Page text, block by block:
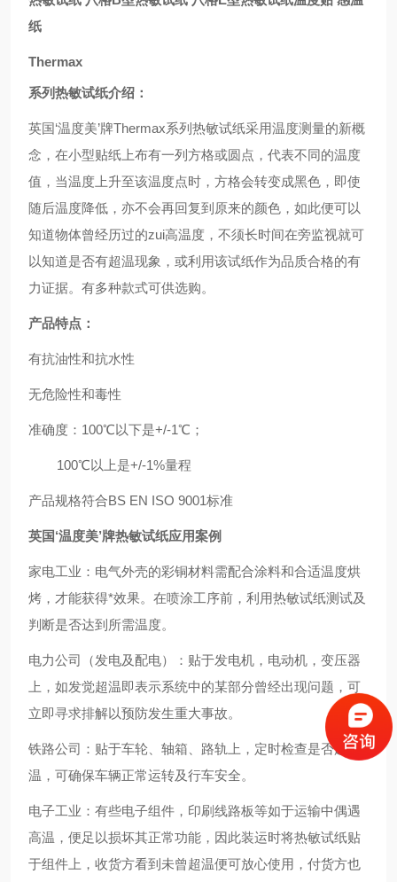
纸
Thermax
系列热敏试纸介绍：
英国‘温度美’牌Thermax系列热敏试纸采用温度测量的新概
念，在小型贴纸上布有一列方格或圆点，代表不同的温度
值，当温度上升至该温度点时，方格会转变成黑色，即使
随后温度降低，亦不会再回复到原来的颜色，如此便可以
知道物体曾经历过的zui高温度，不须长时间在旁监视就可
以知道是否有超温现象，或利用该试纸作为品质合格的有
力证据。有多种款式可供选购。
产品特点：
有抗油性和抗水性
无危险性和毒性
准确度：100℃以下是+/-1℃；
100℃以上是+/-1%量程
产品规格符合BS EN ISO 9001标准
英国‘温度美’牌热敏试纸应用案例
家电工业：电气外壳的彩铜材料需配合涂料和合适温度烘
烤，才能获得*效果。在喷涂工序前，利用热敏试纸测试及
判断是否达到所需温度。
电力公司（发电及配电）：贴于发电机，电动机，变压器
上，如发觉超温即表示系统中的某部分曾经出现问题，可
立即寻求排解以预防发生重大事故。
铁路公司：贴于车轮、轴箱、路轨上，定时检查是否超
温，可确保车辆正常运转及行车安全。
电子工业：有些电子组件，印刷线路板等如于运输中偶遇
高温，便足以损坏其正常功能，因此装运时将热敏试纸贴
于组件上，收货方看到未曾超温便可放心使用，付货方也